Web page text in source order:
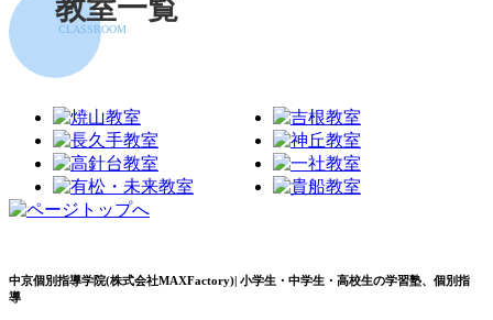
教室一覧
CLASSROOM
中京個別指導学院(株式会社MAXFactory)| 小学生・中学生・高校生の学習塾、個別指
導